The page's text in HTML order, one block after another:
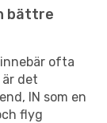
bättre
ofta
det
IN som en
flyg